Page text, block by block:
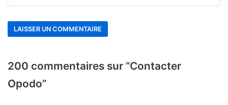
200 commentaires sur “Contacter
Opodo”